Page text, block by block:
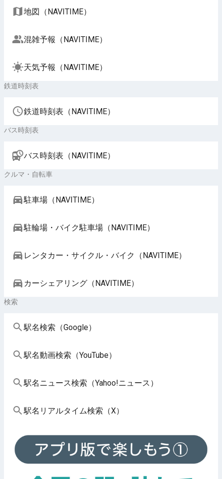
地図（NAVITIME）
混雑予報（NAVITIME）
天気予報（NAVITIME）
鉄道時刻表
鉄道時刻表（NAVITIME）
バス時刻表
バス時刻表（NAVITIME）
クルマ・自転車
駐車場（NAVITIME）
駐輪場・バイク駐車場（NAVITIME）
レンタカー・サイクル・バイク（NAVITIME）
カーシェアリング（NAVITIME）
検索
駅名検索（Google）
駅名動画検索（YouTube）
駅名ニュース検索（Yahoo!ニュース）
駅名リアルタイム検索（X）